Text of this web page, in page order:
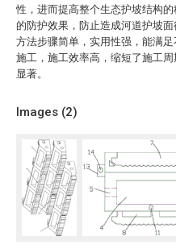
性，进而提高整个生态护坡结构
的防护效果，防止造成河道护坡
方法步骤简单，实用性强，能满
施工，施工效率高，缩短了施工
显著。
Images (2)